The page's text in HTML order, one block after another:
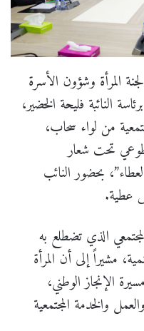
المرأة وشؤون الأسرة
النائبة فليحة الخضير،
من لواء سحاب،
تحت شعار
80 عاماً من العطاء”، بحضور النائب
عطية.
الذي تضطلع به
مشيراً إلى أن المرأة
الإنجاز الوطني،
والخدمة المجتمعية